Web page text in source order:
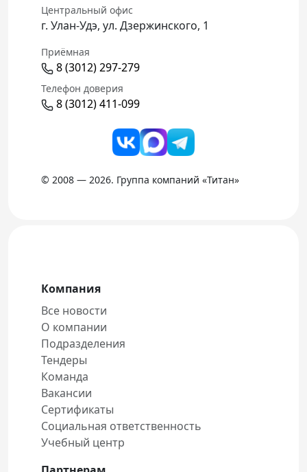
Центральный офис
г. Улан-Удэ, ул. Дзержинского, 1
Приёмная
8 (3012) 297-279
Телефон доверия
8 (3012) 411-099
© 2008 — 2026. Группа компаний «Титан»
Компания
Все новости
О компании
Подразделения
Тендеры
Команда
Вакансии
Сертификаты
Социальная ответственность
Учебный центр